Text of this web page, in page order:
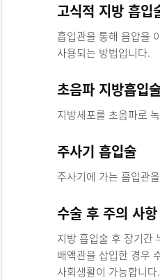
고식적 지방 흡입
흡입관을 통해 음압을
사용되는 방법입니다.
초음파 지방흡입
지방세포를 초음파로
주사기 흡입술
주사기에 가는 흡입관
수술 후 주의 사항
지방 흡입술 후 장기간
배액관을 삽입한 경우
사회생활이 가능합니다.